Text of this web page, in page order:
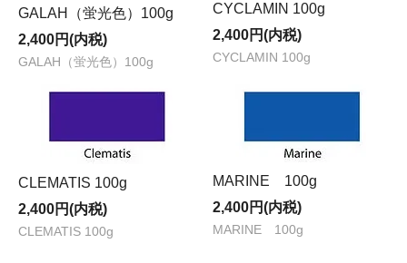
GALAH（蛍光色）100g
2,400円(内税)
GALAH（蛍光色）100g
CYCLAMIN 100g
2,400円(内税)
CYCLAMIN 100g
CLEMATIS 100g
2,400円(内税)
CLEMATIS 100g
MARINE 100g
2,400円(内税)
MARINE 100g